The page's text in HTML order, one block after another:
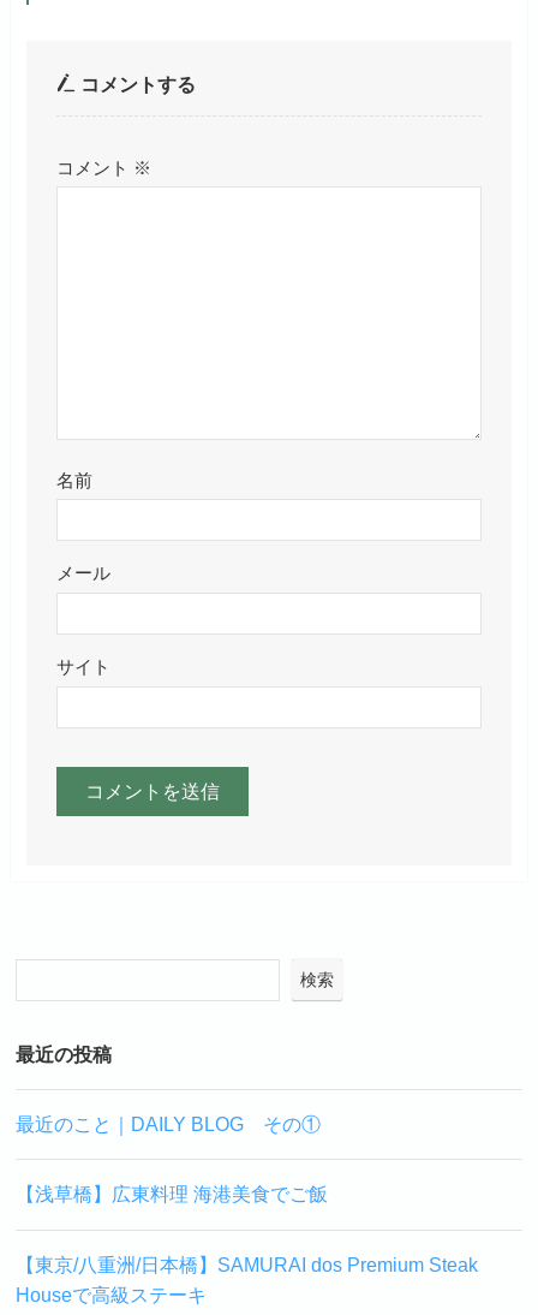
コメントする
コメント ※
名前
メール
サイト
検索
最近の投稿
最近のこと｜DAILY BLOG その①
【浅草橋】広東料理 海港美食でご飯
【東京/八重洲/日本橋】SAMURAI dos Premium Steak
Houseで高級ステーキ